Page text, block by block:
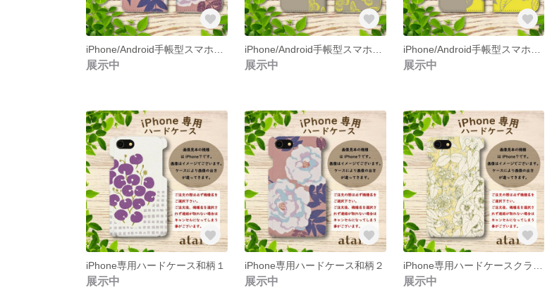
展示中 展示中 展示中
iPhone専用ハードケース和柄１
展示中
iPhone専用ハードケース和柄２
展示中 展示中